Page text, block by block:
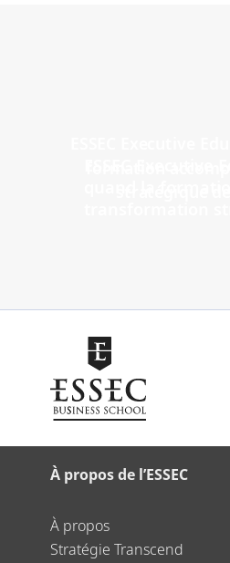
À propos de l’ESSEC
À propos
Stratégie Transcend